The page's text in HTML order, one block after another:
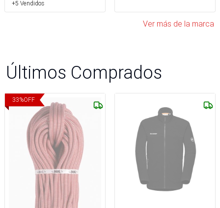
+5 Vendidos
Ver más de la marca
Últimos Comprados
33%OFF